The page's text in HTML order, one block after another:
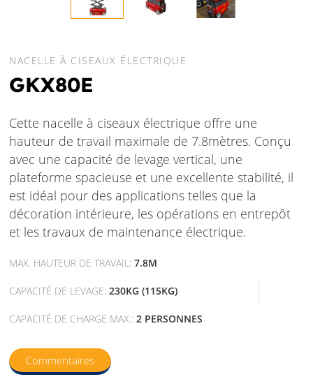
NACELLE À CISEAUX ÉLECTRIQUE
GKX80E
Cette nacelle à ciseaux électrique offre une
hauteur de travail maximale de 7.8mètres. Conçu
avec une capacité de levage vertical, une
plateforme spacieuse et une excellente stabilité, il
est idéal pour des applications telles que la
décoration intérieure, les opérations en entrepôt
et les travaux de maintenance électrique.
MAX. HAUTEUR DE TRAVAIL:7.8M
CAPACITÉ DE LEVAGE:230KG (115KG)
CAPACITÉ DE CHARGE MAX.:2 PERSONNES
Commentaires